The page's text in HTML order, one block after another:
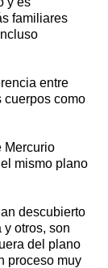
familiares
entre
cuerpos como
Mercurio
mismo plano
descubierto
otros, son
del plano
proceso muy